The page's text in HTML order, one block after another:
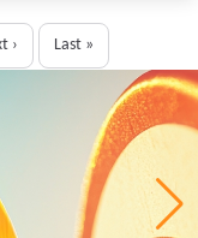
› Last »